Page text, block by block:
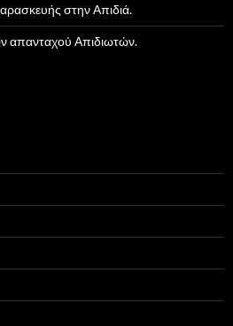
στην Απιδιά.
απανταχού Απιδιωτών.